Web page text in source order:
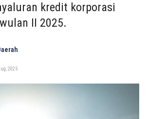
kredit korporasi
II 2025.
2025